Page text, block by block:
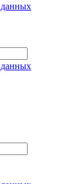
данных
данных